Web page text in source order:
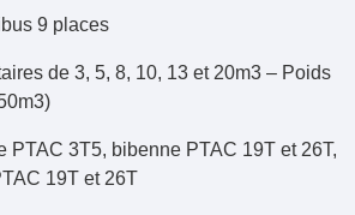
9 places
de 3, 5, 8, 10, 13 et 20m3 – Poids
PTAC 3T5, bibenne PTAC 19T et 26T,
19T et 26T